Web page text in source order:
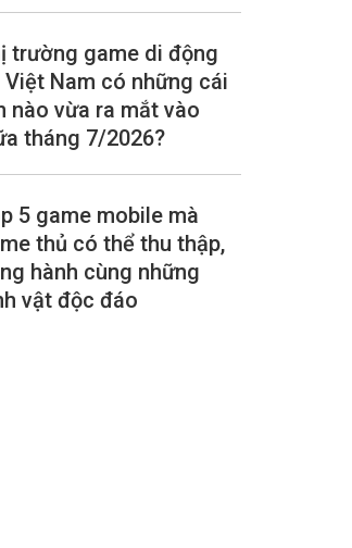
trường game di động
Nam có những cái
nào vừa ra mắt vào
tháng 7/2026?
5 game mobile mà
thủ có thể thu thập,
hành cùng những
vật độc đáo